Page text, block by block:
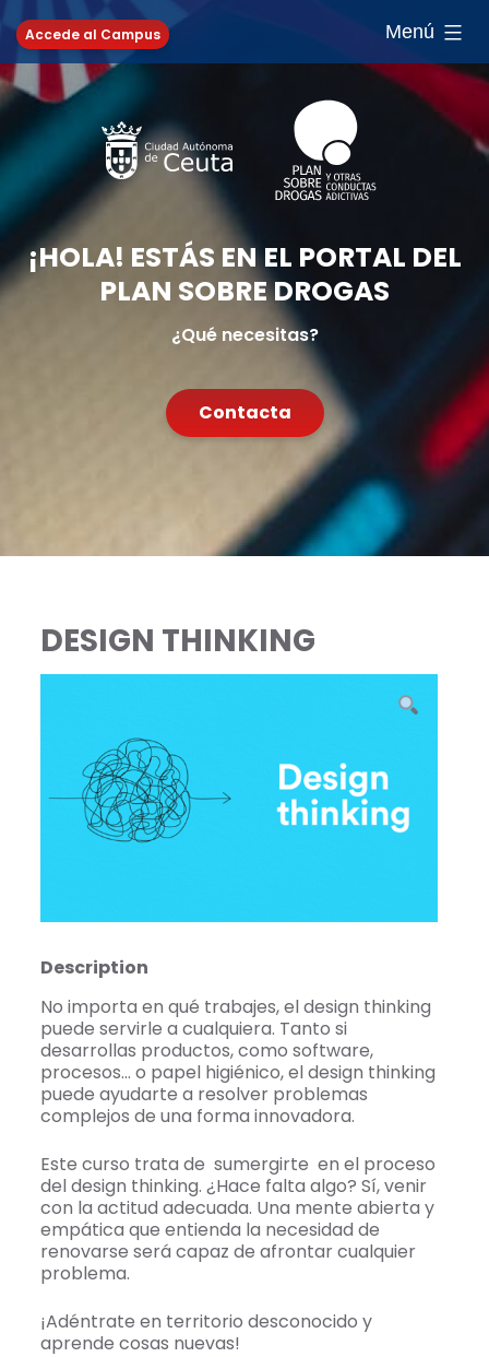
Saltar
contenido
Accede al Campus Menú
¡HOLA! ESTÁS EN EL PORTAL DEL
PLAN SOBRE DROGAS
¿Qué necesitas?
Contacta
DESIGN THINKING
Description
No importa en qué trabajes, el design thinking
puede servirle a cualquiera. Tanto si
desarrollas productos, como software,
procesos… o papel higiénico, el design thinking
puede ayudarte a resolver problemas
complejos de una forma innovadora.
Este curso trata de sumergirte en el proceso
del design thinking. ¿Hace falta algo? Sí, venir
con la actitud adecuada. Una mente abierta y
empática que entienda la necesidad de
renovarse será capaz de afrontar cualquier
problema.
¡Adéntrate en territorio desconocido y
aprende cosas nuevas!